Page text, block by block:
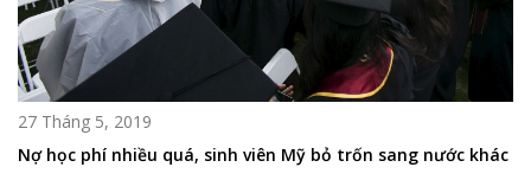
27 Tháng 5, 2019
Nợ học phí nhiều quá, sinh viên Mỹ bỏ trốn sang nước khác